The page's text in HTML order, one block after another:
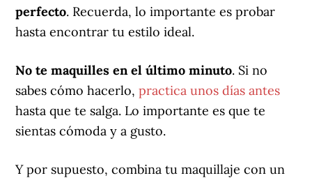
perfecto. Recuerda, lo importante es probar
hasta encontrar tu estilo ideal.
No te maquilles en el último minuto. Si no
sabes cómo hacerlo, practica unos días antes
hasta que te salga. Lo importante es que te
sientas cómoda y a gusto.
Y por supuesto, combina tu maquillaje con un